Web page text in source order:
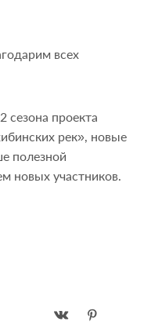
всех
сезона проекта
рек», новые
полезной
новых участников.